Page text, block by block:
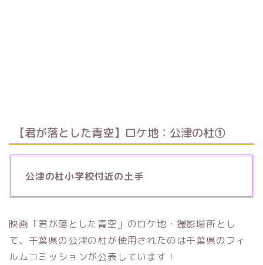
【君が落とした青空】ロケ地：公津の杜①
公津の杜小学校付近の土手
映画「君が落とした青空」のロケ地・撮影場所とし
て、千葉県の公津の杜が使用されたのは千葉県のフィ
ルムコミッションが公表しています！